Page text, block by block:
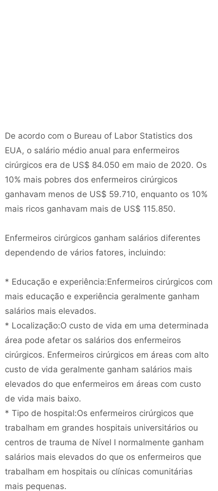
De acordo com o Bureau of Labor Statistics dos
EUA, o salário médio anual para enfermeiros
cirúrgicos era de US$ 84.050 em maio de 2020. Os
10% mais pobres dos enfermeiros cirúrgicos
ganhavam menos de US$ 59.710, enquanto os 10%
mais ricos ganhavam mais de US$ 115.850.
Enfermeiros cirúrgicos ganham salários diferentes
dependendo de vários fatores, incluindo:
* Educação e experiência:Enfermeiros cirúrgicos com
mais educação e experiência geralmente ganham
salários mais elevados.
* Localização:O custo de vida em uma determinada
área pode afetar os salários dos enfermeiros
cirúrgicos. Enfermeiros cirúrgicos em áreas com alto
custo de vida geralmente ganham salários mais
elevados do que enfermeiros em áreas com custo
de vida mais baixo.
* Tipo de hospital:Os enfermeiros cirúrgicos que
trabalham em grandes hospitais universitários ou
centros de trauma de Nível I normalmente ganham
salários mais elevados do que os enfermeiros que
trabalham em hospitais ou clínicas comunitárias
mais pequenas.